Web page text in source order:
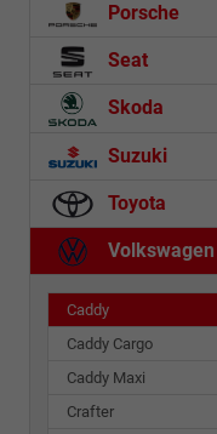
Porsche
Seat
Skoda
Suzuki
Toyota
Volkswagen
Caddy
Caddy Cargo
Caddy Maxi
Crafter